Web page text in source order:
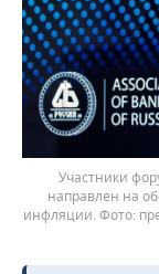
Участники
направлен на
инфляции.